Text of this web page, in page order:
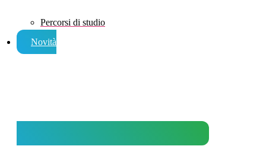
Percorsi di studio
Novità